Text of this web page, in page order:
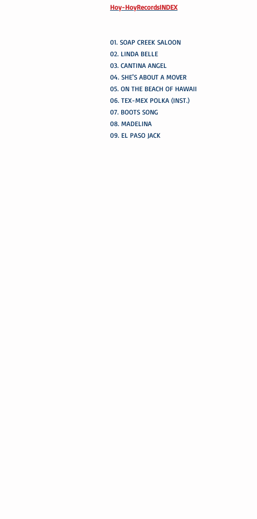
Hoy-HoyRecordsINDEX
01. SOAP CREEK SALOON
02. LINDA BELLE
03. CANTINA ANGEL
04. SHE'S ABOUT A MOVER
05. ON THE BEACH OF HAWAII
06. TEX-MEX POLKA (INST.)
07. BOOTS SONG
08. MADELINA
09. EL PASO JACK